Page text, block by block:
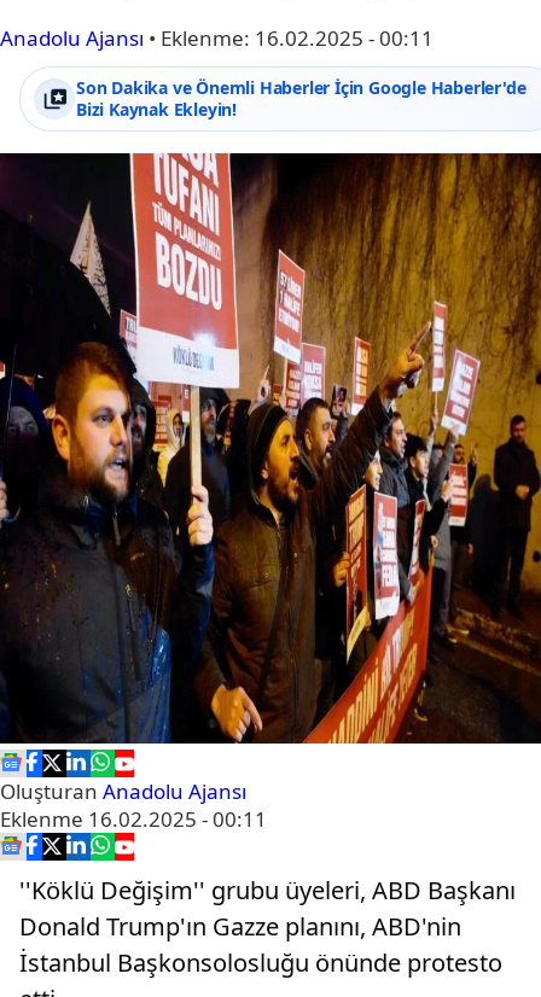
Anadolu Ajansı • Eklenme: 16.02.2025 - 00:11
Son Dakika ve Önemli Haberler İçin Google Haberler'de
Bizi Kaynak Ekleyin!
Oluşturan Anadolu Ajansı
Eklenme 16.02.2025 - 00:11
''Köklü Değişim'' grubu üyeleri, ABD Başkanı
Donald Trump'ın Gazze planını, ABD'nin
İstanbul Başkonsolosluğu önünde protesto